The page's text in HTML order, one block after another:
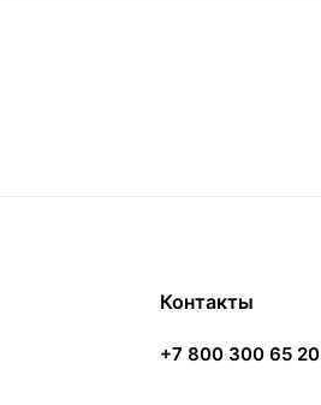
Контакты
+7 800 300 65 20